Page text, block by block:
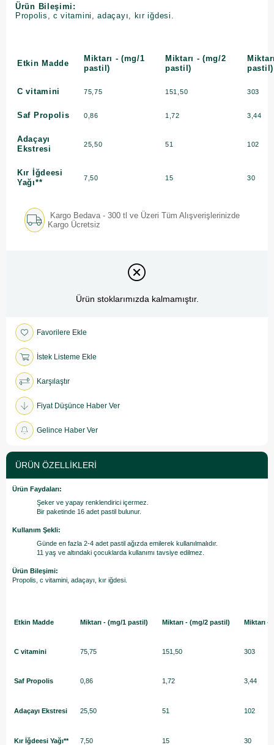
Ürün Bileşimi:
Propolis, c vitamini, adaçayı, kır iğdesi.
Etkin Madde
Miktarı - (mg/1
pastil)
Miktarı - (mg/2
pastil)
pastil)
C vitamini 75,75 151,50 303
Saf Propolis 0,86 1,72 3,44
Adaçayı
Ekstresi
25,50 51 102
Kır İğdeesi
Yağı**
7,50 15 30
Kargo Bedava - 300 tl ve Üzeri Tüm Alışverişlerinizde
Kargo Ücretsiz
Ürün stoklarımızda kalmamıştır.
Favorilere Ekle
İstek Listeme Ekle
Karşılaştır
Fiyat Düşünce Haber Ver
Gelince Haber Ver
ÜRÜN ÖZELLIKLERI
Ürün Faydaları:
Şeker ve yapay renklendirici içermez.
Bir paketinde 16 adet pastil bulunur.
Kullanım Şekli:
Günde en fazla 2-4 adet pastil ağızda emilerek kullanılmalıdır.
11 yaş ve altındaki çocuklarda kullanımı tavsiye edilmez.
Ürün Bileşimi:
Propolis, c vitamini, adaçayı, kır iğdesi.
Etkin Madde Miktarı - (mg/1 pastil) Miktarı - (mg/2 pastil) Miktarı -
C vitamini 75,75 151,50 303
Saf Propolis 0,86 1,72 3,44
Adaçayı Ekstresi 25,50 51 102
Kır İğdeesi Yağı** 7,50 15 30